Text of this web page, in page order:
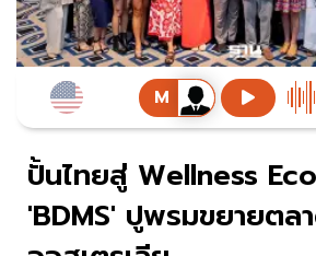
ปั้นไทยสู่ Wellness
'BDMS' ปูพรมขยายตล